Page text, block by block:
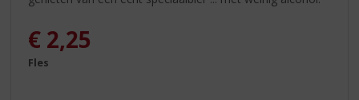
€ 2,25
Fles